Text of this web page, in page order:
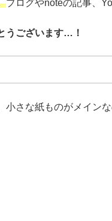
ブログやnoteの記事、
うございます…！
さな紙ものがメイン